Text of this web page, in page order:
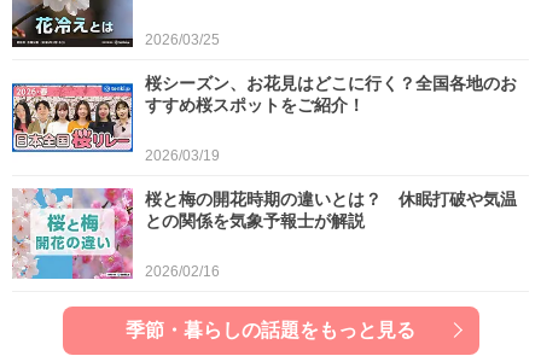
2026/03/25
桜シーズン、お花見はどこに行く？全国各地のお
すすめ桜スポットをご紹介！
2026/03/19
桜と梅の開花時期の違いとは？ 休眠打破や気温
との関係を気象予報士が解説
2026/02/16
季節・暮らしの話題をもっと見る